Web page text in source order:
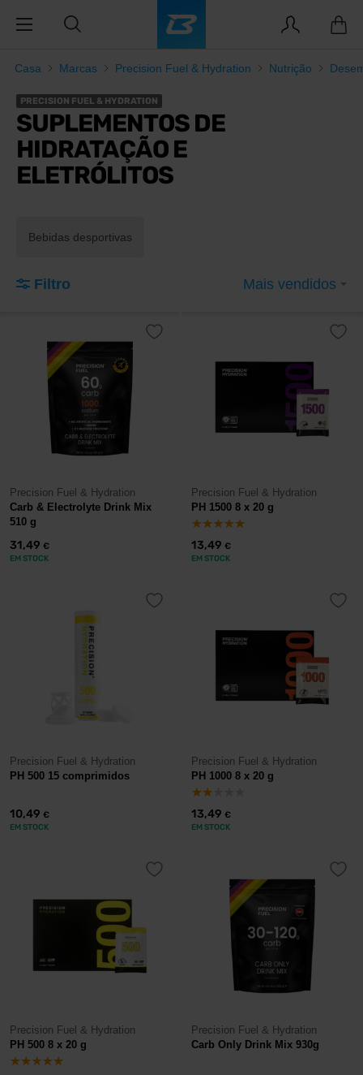
Casa Marcas Precision Fuel & Hydration Nutrição
PRECISION FUEL & HYDRATION
SUPLEMENTOS DE
HIDRATAÇÃO E
ELETRÓLITOS
Bebidas desportivas
Filtro Mais vendidos
Precision Fuel & Hydration
Carb & Electrolyte Drink Mix
510 g
31,49 €
EM STOCK
Precision Fuel & Hydration
PH 1500 8 x 20 g
13,49 €
EM STOCK
Precision Fuel & Hydration
PH 500 15 comprimidos
10,49 €
EM STOCK
Precision Fuel & Hydration
PH 1000 8 x 20 g
13,49 €
EM STOCK
Precision Fuel & Hydration
PH 500 8 x 20 g
Precision Fuel & Hydration
Carb Only Drink Mix 930g